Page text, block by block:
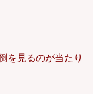
を見るのが当たり